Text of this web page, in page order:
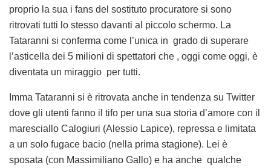
proprio la sua i fans del sostituto procuratore si sono
ritrovati tutti lo stesso davanti al piccolo schermo. La
Tataranni si conferma come l’unica in grado di superare
l’asticella dei 5 milioni di spettatori che , oggi come oggi, è
diventata un miraggio per tutti.
Imma Tataranni si è ritrovata anche in tendenza su Twitter
dove gli utenti fanno il tifo per una sua storia d’amore con il
maresciallo Calogiuri (Alessio Lapice), repressa e limitata
a un solo fugace bacio (nella prima stagione). Lei è
sposata (con Massimiliano Gallo) e ha anche qualche